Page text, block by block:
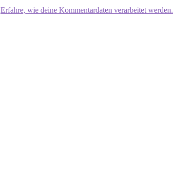
Erfahre, wie deine Kommentardaten verarbeitet werden.